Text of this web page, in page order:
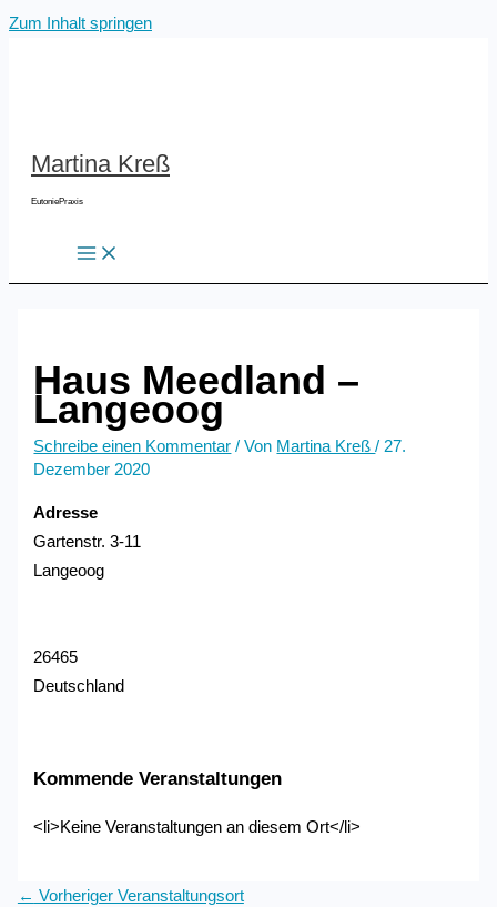
Zum Inhalt springen
Martina Kreß
EutoniePraxis
Haus Meedland –
Langeoog
Schreibe einen Kommentar / Von Martina Kreß/27.
Dezember 2020
Adresse
Gartenstr. 3-11
Langeoog
26465
Deutschland
Kommende Veranstaltungen
<li>Keine Veranstaltungen an diesem Ort</li>
← Vorheriger Veranstaltungsort